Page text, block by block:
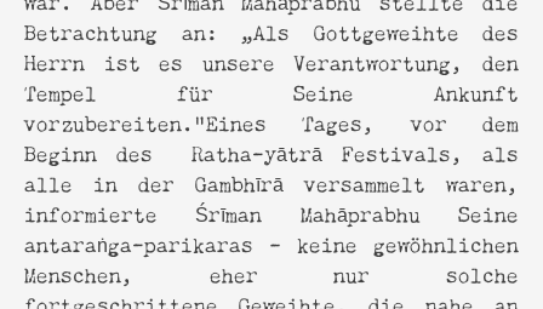
Betrachtung an: „Als Gottgeweihte des
Herrn ist es unsere Verantwortung, den
Tempel für Seine Ankunft
vorzubereiten."Eines Tages, vor dem
Beginn des Ratha-yātrā Festivals, als
alle in der Gambhīrā versammelt waren,
informierte Śrīman Mahāprabhu Seine
antaraṅga-parikaras – keine gewöhnlichen
Menschen, eher nur solche